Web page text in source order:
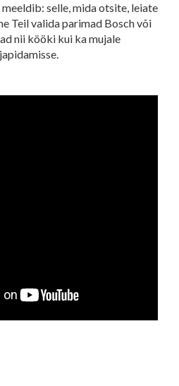
selle, mida otsite, leiate
Teil valida parimad Bosch või
nii kööki kui ka mujale